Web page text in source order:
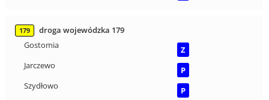
179
droga wojewódzka 179
Gostomia
Z
Jarczewo
P
Szydłowo
P